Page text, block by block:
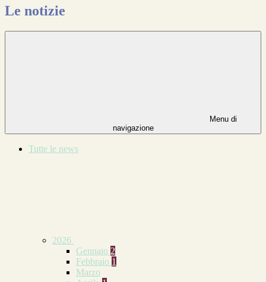
Le notizie
Menu di
navigazione
Tutte le news
2026
Gennaio 2
Febbraio 1
Marzo